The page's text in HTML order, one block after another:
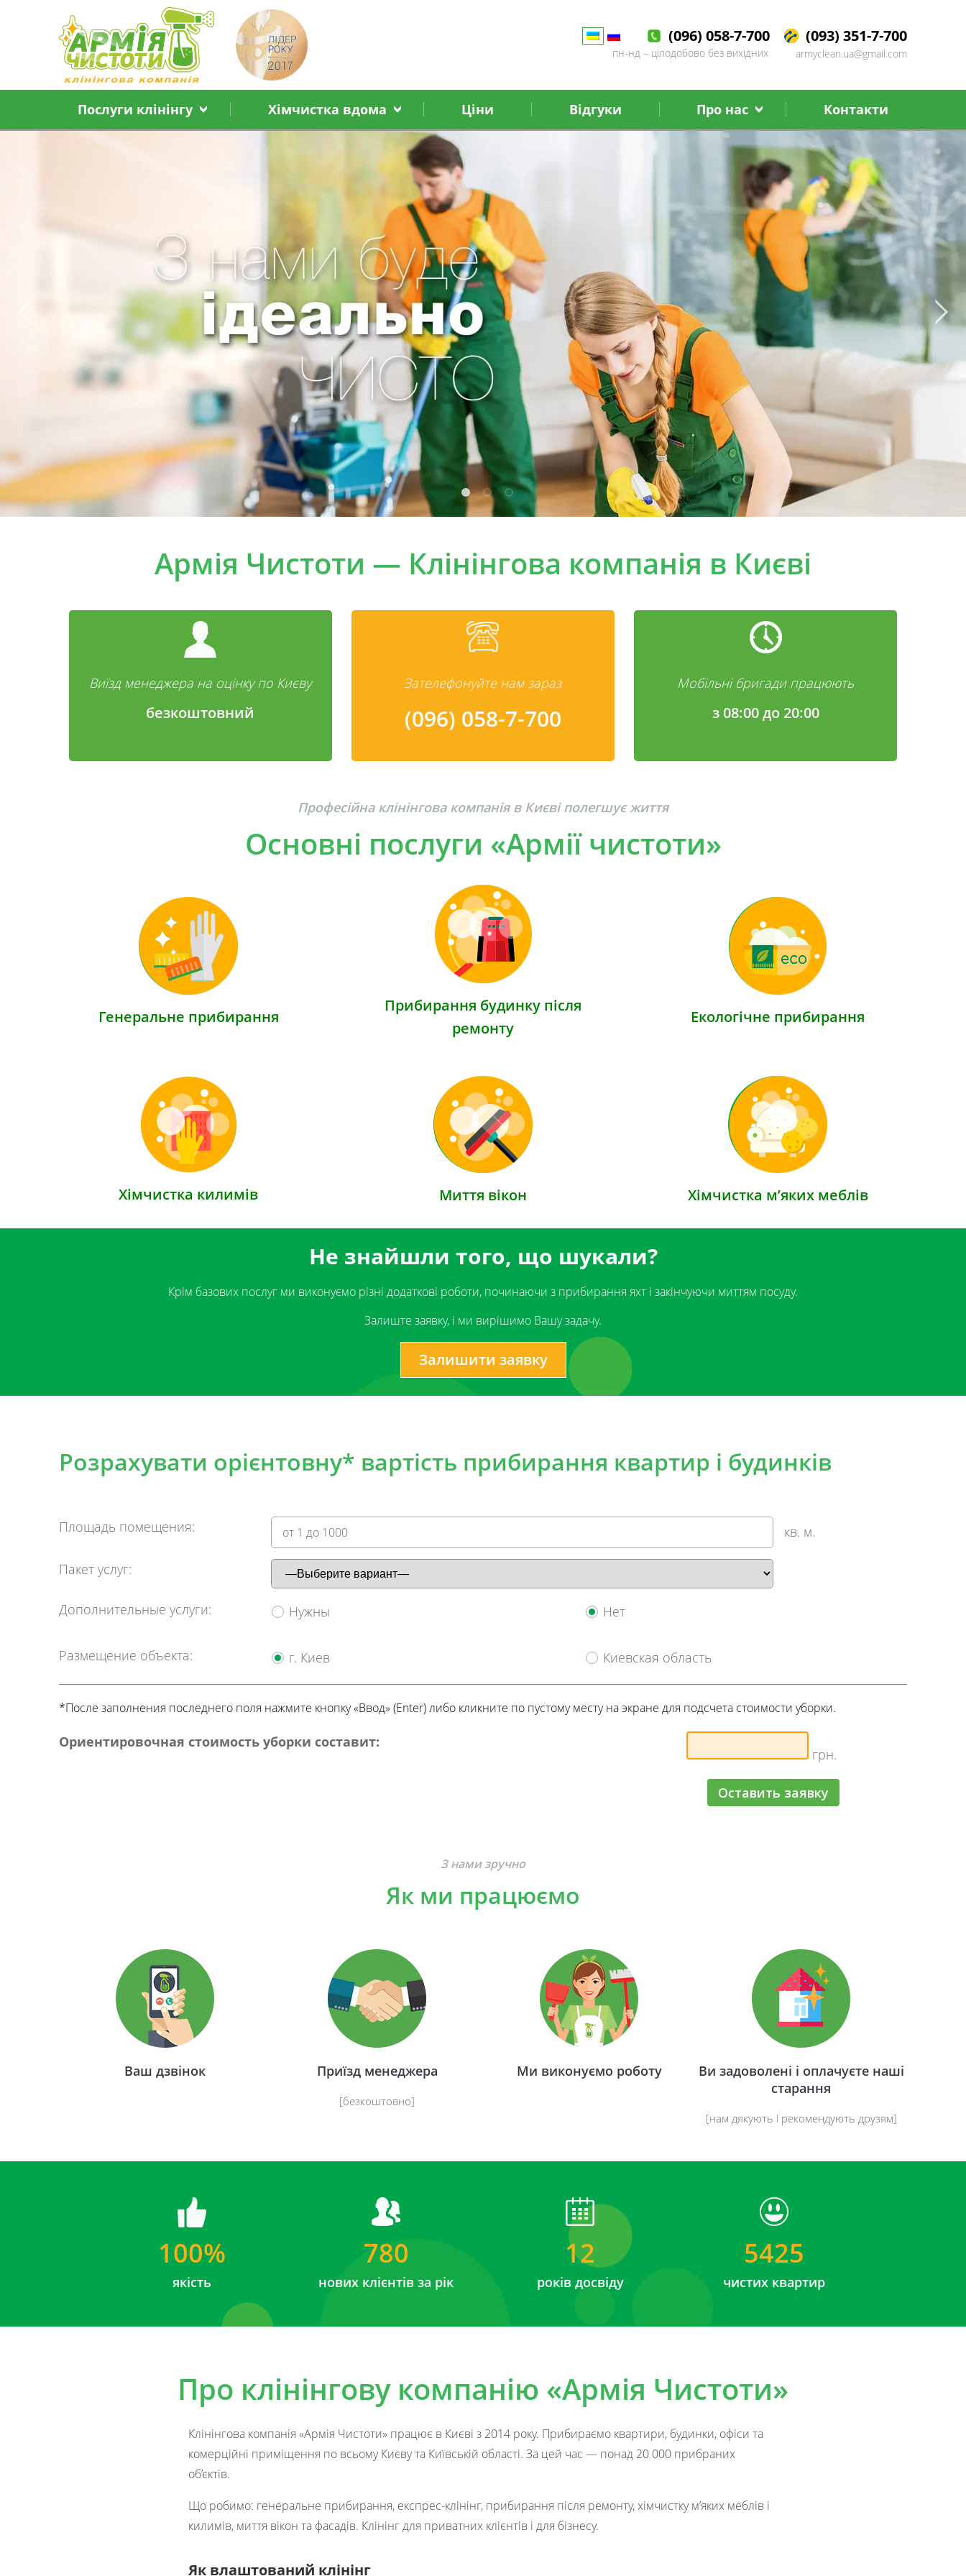
(096) 058-7-700 (093) 351-7-700
пн-нд – цілодобово без вихідних armyclean.ua@gmail.com
Послуги клінінгу Хімчистка вдома Ціни Відгуки Про нас Контакти
Армія Чистоти — Клінінгова компанія в Києві
Виїзд менеджера на оцінку по Києву
безкоштовний
Зателефонуйте нам зараз
(096) 058-7-700
Мобільні бригади працюють
з 08:00 до 20:00
Професійна клінінгова компанія в Києві полегшує життя
Основні послуги «Армії чистоти»
Генеральне прибирання
Прибирання будинку після
ремонту
Екологічне прибирання
Хімчистка килимів Миття вікон Хімчистка м’яких меблів
Не знайшли того, що шукали?
Крім базових послуг ми виконуємо різні додаткові роботи, починаючи з прибирання яхт і закінчуючи миттям посуду.
Залиште заявку, і ми вирішимо Вашу задачу.
Залишити заявку
Розрахувати орієнтовну* вартість прибирання квартир і будинків
Площадь помещения: кв. м.
Пакет услуг:
Дополнительные услуги: Нужны Нет
Размещение объекта: г. Киев Киевская область
*После заполнения последнего поля нажмите кнопку «Ввод» (Enter) либо кликните по пустому месту на экране для подсчета стоимости уборки.
Ориентировочная стоимость уборки составит:
грн.
Оставить заявку
З нами зручно
Як ми працюємо
Ваш дзвінок Приїзд менеджера
[безкоштовно]
Ми виконуємо роботу
Ви задоволені і оплачуєте наші
старання
[нам дякують і рекомендують друзям]
100%
якість
780
нових клієнтів за рік
12
років досвіду
5425
чистих квартир
Про клінінгову компанію «Армія Чистоти»
Клінінгова компанія «Армія Чистоти» працює в Києві з 2014 року. Прибираємо квартири, будинки, офіси та
комерційні приміщення по всьому Києву та Київській області. За цей час — понад 20 000 прибраних
об’єктів.
Що робимо: генеральне прибирання, експрес-клінінг, прибирання після ремонту, хімчистку м’яких меблів і
килимів, миття вікон та фасадів. Клінінг для приватних клієнтів і для бізнесу.
Як влаштований клінінг
Бронювання послуги
Еmail*
Повідомлення
Ваші персональні дані не будуть опубліковані або передані третім особам.
[recaptcha]